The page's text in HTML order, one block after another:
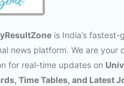
is India’s fastest-
news platform. We are your
for real-time updates on
Time Tables, and Latest